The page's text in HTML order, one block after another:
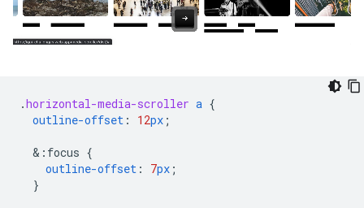
.horizontal-media-scroller a {
outline-offset : 12px ;
& :focus {
outline-offset : 7px ;
}